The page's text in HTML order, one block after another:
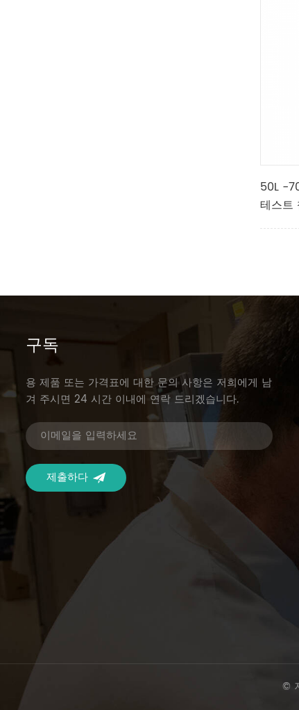
50L -
테스트
구독
용 제품 또는 가격표에 대한 문의 사항은 저희에게 남
겨 주시면 24 시간 이내에 연락 드리겠습니다.
©